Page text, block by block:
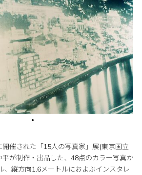
開催された「15人の写真家」展(東京国立
が制作・出品した、48点のカラー写真か
、縦方向1.6メートルにおよぶインスタレ